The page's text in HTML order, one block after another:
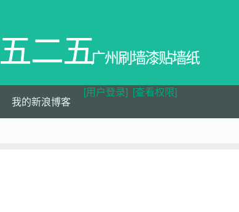
五二五广州刷墙漆贴墙纸
我的新浪博客
[用户登录] [查看权限]